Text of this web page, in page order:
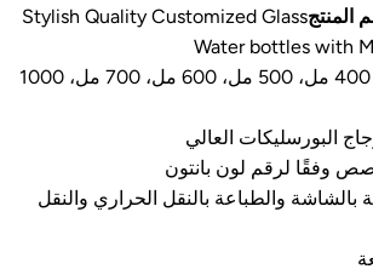
المنتجStylish Quality Customized Glass
Water bottles with
400 مل، 500 مل، 600 مل، 700 مل، 1000
البورسليكات العالي
وفقًا لرقم لون بانتون
بالشاشة والطباعة بالنقل الحراري والنقل